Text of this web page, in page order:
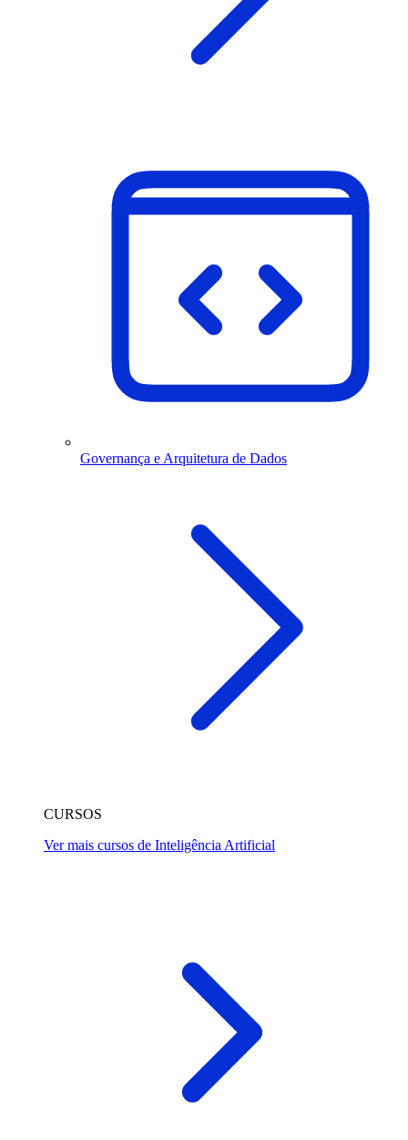
Governança e Arquitetura de Dados
CURSOS
Ver mais cursos de Inteligência Artificial